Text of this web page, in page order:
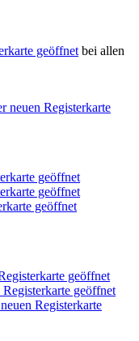
geöffnet bei allen
neuen Registerkarte
geöffnet
geöffnet
geöffnet
geöffnet
geöffnet
Registerkarte